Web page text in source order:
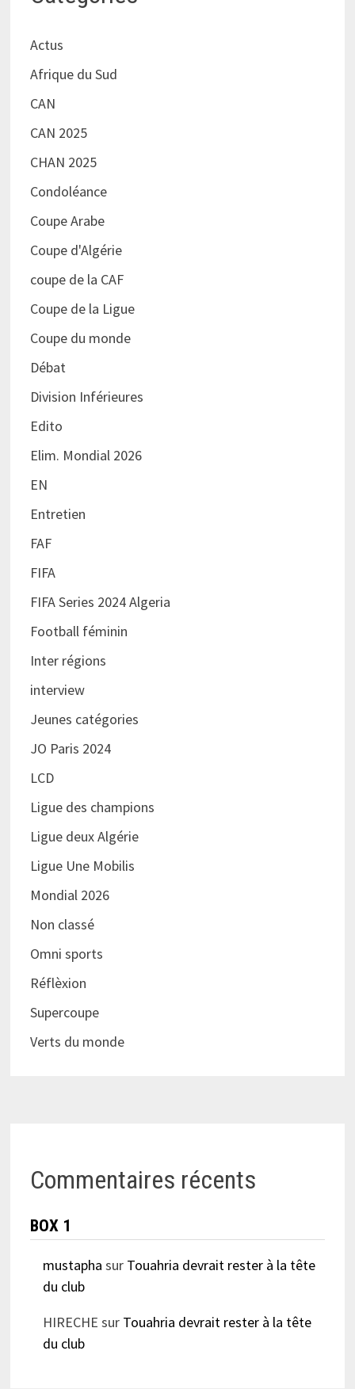
Actus
Afrique du Sud
CAN
CAN 2025
CHAN 2025
Condoléance
Coupe Arabe
Coupe d'Algérie
coupe de la CAF
Coupe de la Ligue
Coupe du monde
Débat
Division Inférieures
Edito
Elim. Mondial 2026
EN
Entretien
FAF
FIFA
FIFA Series 2024 Algeria
Football féminin
Inter régions
interview
Jeunes catégories
JO Paris 2024
LCD
Ligue des champions
Ligue deux Algérie
Ligue Une Mobilis
Mondial 2026
Non classé
Omni sports
Réflèxion
Supercoupe
Verts du monde
Commentaires récents
BOX 1
mustapha sur Touahria devrait rester à la tête
du club
HIRECHE sur Touahria devrait rester à la tête
du club